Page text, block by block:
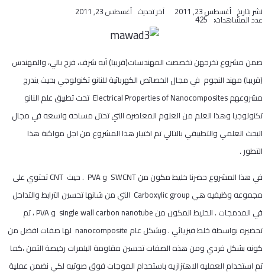
نشر بتاريخ أغسطس 23, 2011 آخر تحديث أغسطس 23, 2011
عدد المشاهدات: 425
ضمن مشروع تخرجهن تخصصت المهندسات(قريبا) آيه شرف، فرح بالي، والمهندس
(قريبا) مهند النجوم في مجال الخصائص الكهربائية للنانو تكنولوجي بحيث يندرج
مشروعهم Electrical Properties of Nanocomposites تحت تطبيق علم النانو
تكنولوجيا وهذا العلم من العلوم المعاصره التي تحتل مساحه واسعه في مجال
البحث العلمي والتطبيقي بالتالي تم اختيار هذا المشروع من اجل مواكبة هذا
التطور .
في هذا المشروع حضرنا خليط مكون من SWCNT و PVA . حيث CNT تحتوي على
مجموعه وظيفيه هي Carboxylic group التي من شانها تحسين الترابط والتداخل
في المدمجات . الخليط المكون من single wall carbon nanotube و PVA ، تم
تحضيره بواسطة خلط فيزيائي . وبشكل عام nanocomposite لها صفات افضل من
كونه بشكل فردي ومن هذه الصفات تحسين مقاومة البلمرات رخيصة الثمن ،كما
تم استخدام العمليه الاهتزازيه باستخدام الموجات فوق صوتيه لكي نضمن عملية